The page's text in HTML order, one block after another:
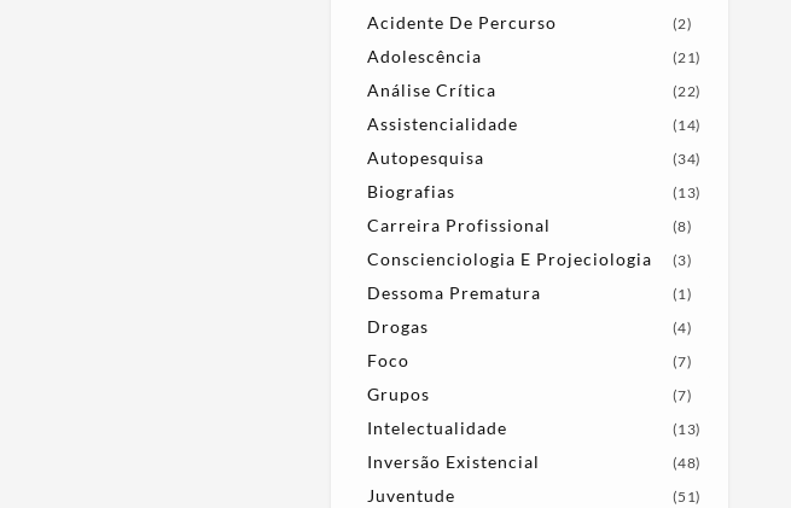
Acidente De Percurso (2)
Adolescência (21)
Análise Crítica (22)
Assistencialidade (14)
Autopesquisa (34)
Biografias (13)
Carreira Profissional (8)
Conscienciologia E Projeciologia (3)
Dessoma Prematura (1)
Drogas (4)
Foco (7)
Grupos (7)
Intelectualidade (13)
Inversão Existencial (48)
Juventude (51)